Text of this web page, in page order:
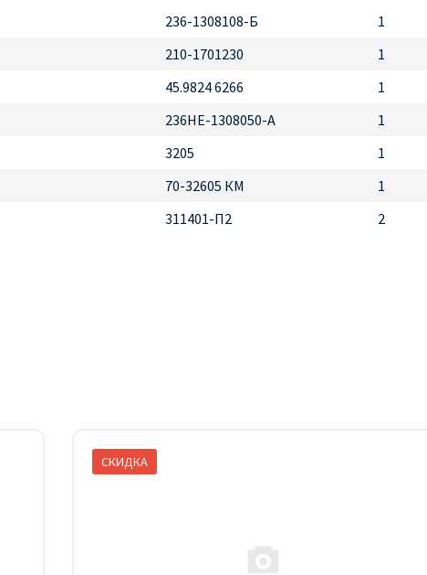
236-1308108-Б
1
210-1701230
1
45.9824 6266
1
236НЕ-1308050-А
1
3205
1
70-32605 КМ
1
311401-П2 2
СКИДКА